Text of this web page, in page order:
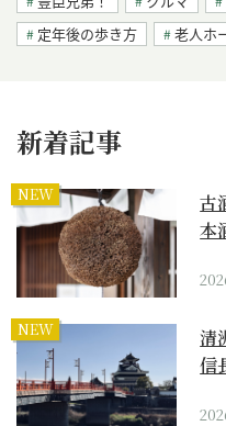
定年後の歩き方
老人ホ
新着記事
NEW
古
本
NEW
清
信